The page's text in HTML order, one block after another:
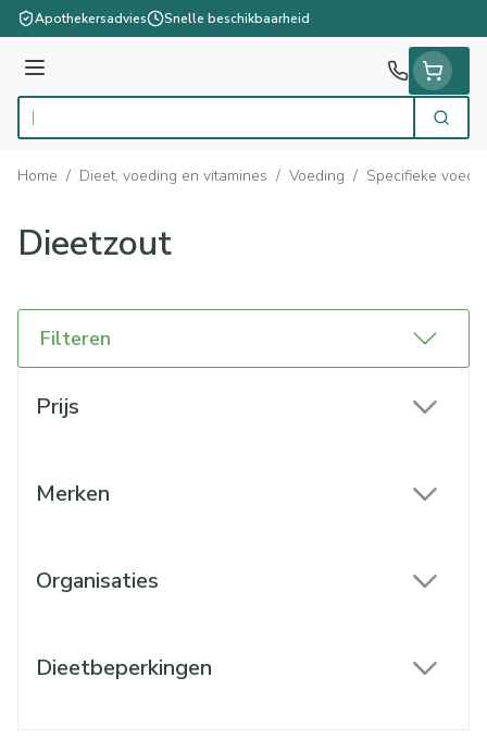
Ga naar de inhoud
Apothekersadvies Snelle beschikbaarheid
Menu
Product, merk, categorie... Zoek
Home / Dieet, voeding en vitamines / Voeding / Specifieke
Dieetzout
Filteren
Prijs
Merken
Organisaties
Dieetbeperkingen